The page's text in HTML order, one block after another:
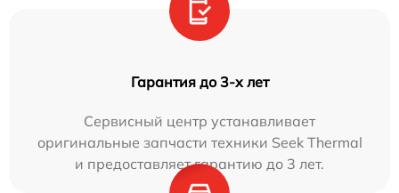
Гарантия до 3-х лет
Сервисный центр устанавливает
оригинальные запчасти техники Seek Thermal
и предоставляет гарантию до 3 лет.